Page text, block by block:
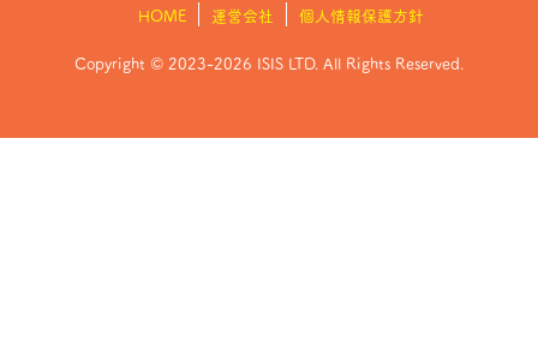
HOME 運営会社 個人情報保護方針
Copyright © 2023-2026 ISIS LTD. All Rights Reserved.